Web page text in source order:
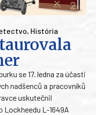
, História
se 17. ledna za účasti
nadšenců a pracovníků
uskutečnil
L-1649A